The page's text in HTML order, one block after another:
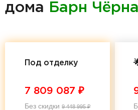
дома
Барн
Под отделку
7 809 087 ₽
Без скидки 9 448 995₽